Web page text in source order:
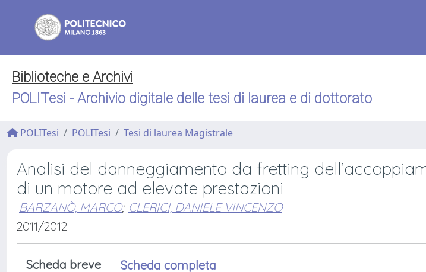
Biblioteche e Archivi
POLITesi - Archivio digitale delle tesi di laurea e di dottorato
POLITesi POLITesi Tesi di laurea Magistrale
Analisi del danneggiamento da fretting
di un motore ad elevate prestazioni
BARZANÒ, MARCO; CLERICI, DANIELE VINCENZO
2011/2012
Scheda breve Scheda completa